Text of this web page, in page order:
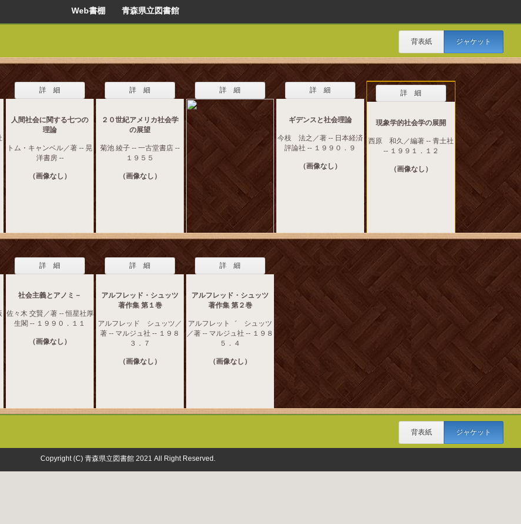
Web書棚 青森県立図書館
背表紙 ジャケット
詳 細
人間社会に関する七つの
理論
トム・キャンベル／著 -- 晃
洋書房 --
（画像なし）
詳 細
２０世紀アメリカ社会学
の展望
菊池 綾子 -- 一古堂書店 --
１９５５
（画像なし）
詳 細 詳 細
ギデンスと社会理論
今枝 法之／著 -- 日本経済
評論社 -- １９９０．９
（画像なし）
詳 細
現象学的社会学の展開
西原 和久／編著 -- 青土社
-- １９９１．１２
（画像なし）
詳 細
社会主義とアノミ－
佐々木 交賢／著 -- 恒星社厚
生閣 -- １９９０．１１
（画像なし）
詳 細
アルフレッド・シュッツ
著作集 第１巻
アルフレッド シュッツ／
著 -- マルジュ社 -- １９８
３．７
（画像なし）
詳 細
アルフレッド・シュッツ
著作集 第２巻
アルフレット゛ シュッツ
／著 -- マルジュ社 -- １９８
５．４
（画像なし）
背表紙 ジャケット
Copyright (C) 青森県立図書館 2021 All Right Reserved.